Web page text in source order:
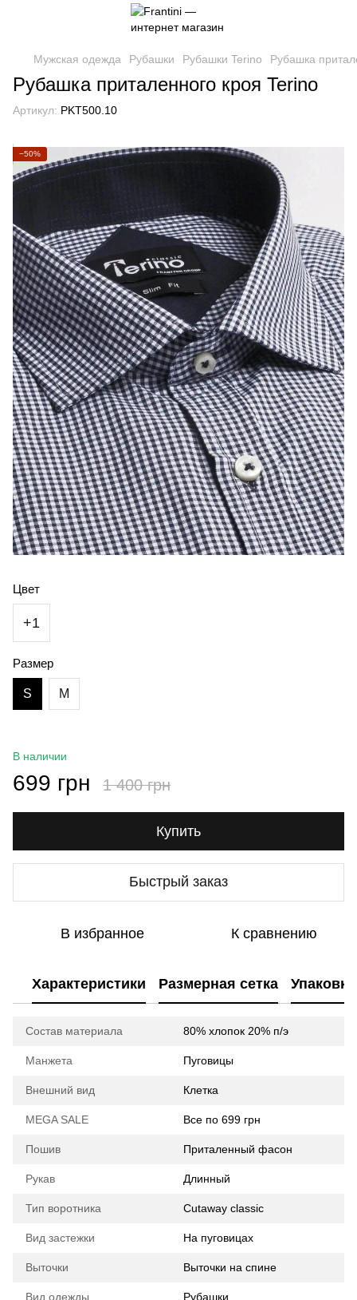
Мужская одежда Рубашки Рубашки Terino Рубашка
Рубашка приталенного кроя Terino
Артикул: PKT500.10
−50%
Цвет
+1
Размер
S M
В наличии
699 грн 1 400 грн
Купить
Быстрый заказ
В избранное К сравнению
Характеристики Размерная сетка Упаковка
Состав материала 80% хлопок 20% п/э
Манжета Пуговицы
Внешний вид Клетка
MEGA SALE Все по 699 грн
Пошив Приталенный фасон
Рукав Длинный
Тип воротника Cutaway classic
Вид застежки На пуговицах
Выточки Выточки на спине
Вид одежды Рубашки